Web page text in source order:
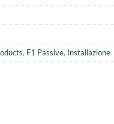
, F1 Passive, Installazione